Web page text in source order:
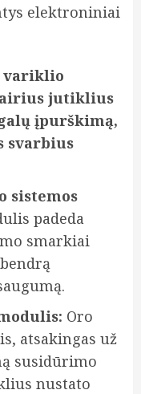
elektroniniai
variklio
jutiklius
įpurškimą,
svarbius
sistemos
padeda
smarkiai
Oro
atsakingas už
susidūrimo
nustato